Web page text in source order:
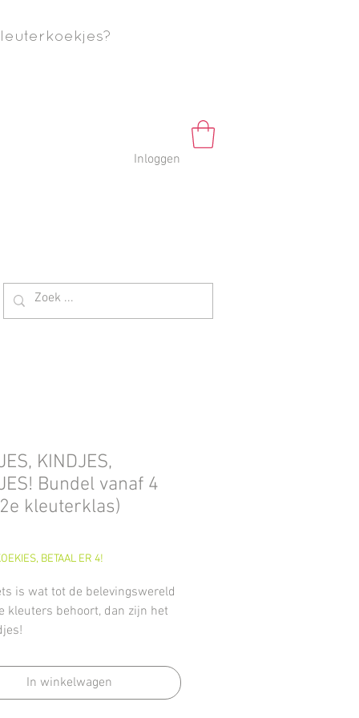
Inloggen
KINDJES,
Bundel vanaf 4
kleuterklas)
BETAAL ER 4!
is wat tot de belevingswereld
kleuters behoort, dan zijn het
zet de kindjes dan ook
In winkelwagen